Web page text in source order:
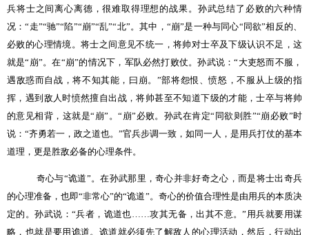
兵将士之间离心离德，很难取得理想的战果。孙武总结了必败的六种情
况：“走”“驰”“陷”“崩”“乱”“北”。其中，“崩”是一种与同心“同欲”相反的、
必败的心理情境。将士之间意见不统一，将帅对士卒及下级认识不足，这
就是“崩”。在“崩”的情况下，军队必然打败仗。孙武说：“大吏怒而不服，
遇敌惑而自战，将不知其能，曰崩。”部将怨恨、愤怒，不服从上级的指
挥，遇到敌人时愤然擅自出战，将帅甚至不知道下级的才能，士卒与将帅
的意见相背，这就是“崩”。“崩”必败。孙武在肯定“同欲则胜”“崩必败”时
说：“齐勇若一，政之道也。”官兵步调一致，如同一人，是用兵打仗的基本
道理，更是胜敌必备的心理条件。
奇心与“诡道”。在孙武那里，奇心并非好奇之心，而是将士出奇兵
的心理准备，也即“非常心”的“诡道”。奇心的价值合理性是由用兵的本质决
定的。孙武说：“兵者，诡道也……攻其无备，出其不意。”用兵就要用谋
略，也就是要用诡道。诡道就必须先了解敌人的心理活动，然后，行动出